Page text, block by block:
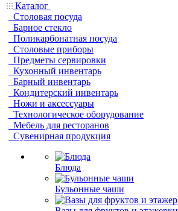
Каталог
Столовая посуда
Барное стекло
Поликарбонатная посуда
Столовые приборы
Предметы сервировки
Кухонный инвентарь
Барный инвентарь
Кондитерский инвентарь
Ножи и аксессуары
Технологическое оборудование
Мебель для ресторанов
Сувенирная продукция
Блюда
Бульонные чаши